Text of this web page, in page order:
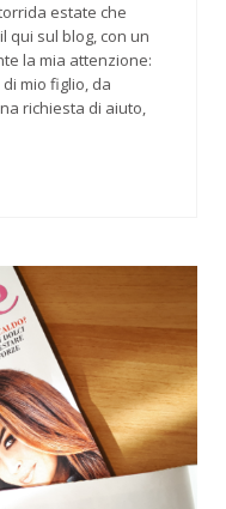
estate che
qui sul blog, con un
la mia attenzione:
mio figlio, da
richiesta di aiuto,